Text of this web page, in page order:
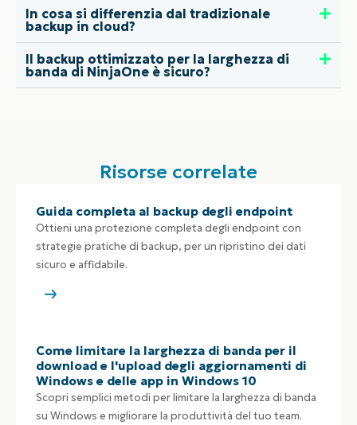
In cosa si differenzia dal tradizionale
backup in cloud?
Il backup ottimizzato per la larghezza di
banda di NinjaOne è sicuro?
Risorse correlate
Guida completa al backup degli endpoint
Ottieni una protezione completa degli endpoint con
strategie pratiche di backup, per un ripristino dei dati
sicuro e affidabile.
Come limitare la larghezza di banda per il
download e l'upload degli aggiornamenti di
Windows e delle app in Windows 10
Scopri semplici metodi per limitare la larghezza di banda
su Windows e migliorare la produttività del tuo team.